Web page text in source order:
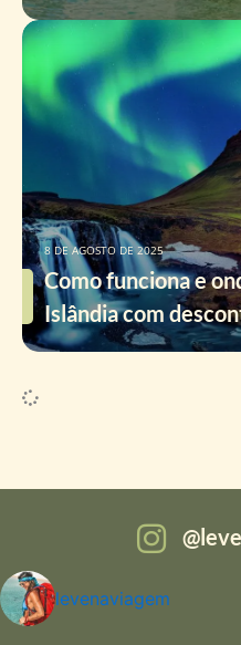
Como funciona e
Islândia com
8 DE AGOSTO DE 2025
levenaviagem